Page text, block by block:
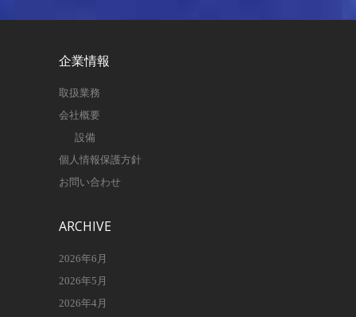
企業情報
取扱業務
会社概要
設備
個人情報保護方針
お問い合わせ
ARCHIVE
2026年6月
2026年5月
2026年4月